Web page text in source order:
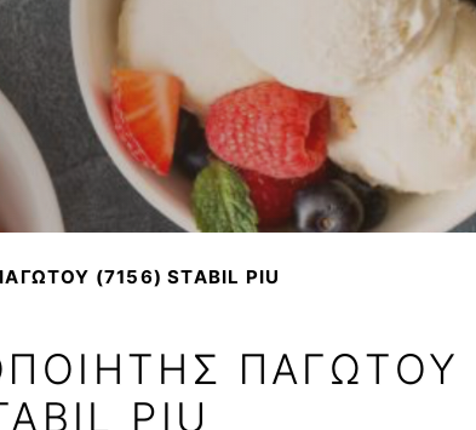
Βούτυρο αγελαδινό
Βούτυρο πρόβειο-γίδινο
Γιαούρτι
Τυρί κρέμα
Φυτική Κρέμα
ΚΟΚΚΟΙ ΚΑΚΑΟ
Βούτυρο κακάο
Variegato
Σιρόπια
(7156) STABIL PIU
ΠΑΓΩΤΟΥ
PIU